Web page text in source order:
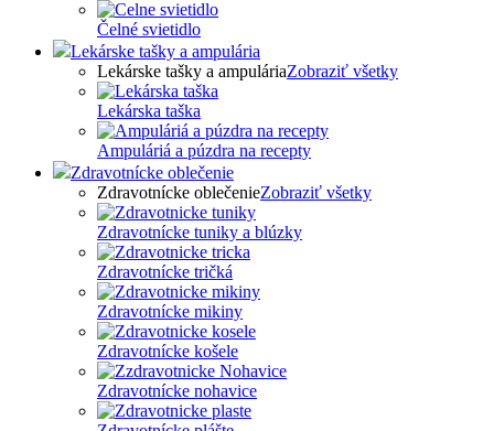
Čelné svietidlo
Lekárske tašky a ampulária
Lekárske tašky a ampuláriaZobraziť všetky
Lekárska taška
Ampuláriá a púzdra na recepty
Zdravotnícke oblečenie
Zdravotnícke oblečenieZobraziť všetky
Zdravotnícke tuniky a blúzky
Zdravotnícke tričká
Zdravotnícke mikiny
Zdravotnícke košele
Zdravotnícke nohavice